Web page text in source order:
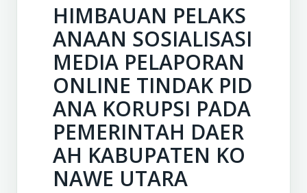
HIMBAUAN PELAKS
ANAAN SOSIALISASI
MEDIA PELAPORAN
ONLINE TINDAK PID
ANA KORUPSI PADA
PEMERINTAH DAER
AH KABUPATEN KO
NAWE UTARA